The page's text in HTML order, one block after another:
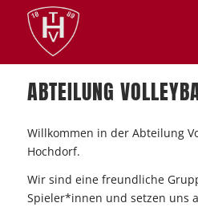
ABTEILUNG
Willkommen in der Abteilung
Hochdorf.
Wir sind eine freundliche
Spieler*innen und setzen uns